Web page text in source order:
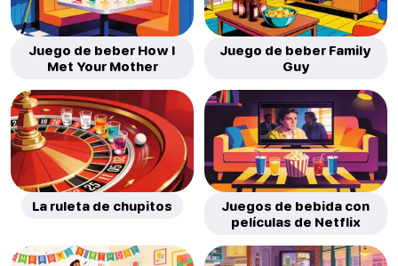
Juego de beber How I
Met Your Mother
Juego de beber Family
Guy
La ruleta de chupitos
Juegos de bebida con
películas de Netflix